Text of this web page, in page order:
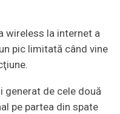
wireless la internet a
pic limitată când vine
generat de cele două
pe partea din spate